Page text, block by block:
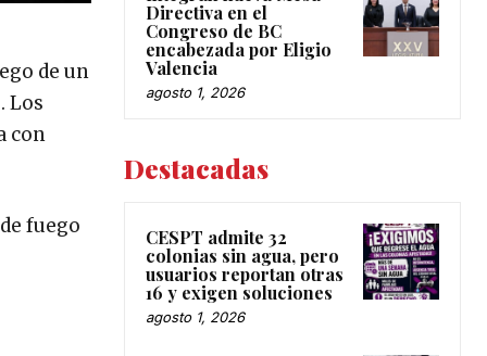
de un
Los
con
fuego
Directiva en el
Congreso de BC
encabezada por Eligio
Valencia
agosto 1, 2026
Destacadas
CESPT admite 32
colonias sin agua, pero
usuarios reportan otras
16 y exigen soluciones
agosto 1, 2026